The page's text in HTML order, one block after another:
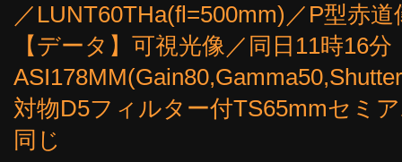
／LUNT60THa(fl=500mm)／P型赤
【データ】可視光像／同日11時16
対物D5フィルター付TS65mmセミ
同じ